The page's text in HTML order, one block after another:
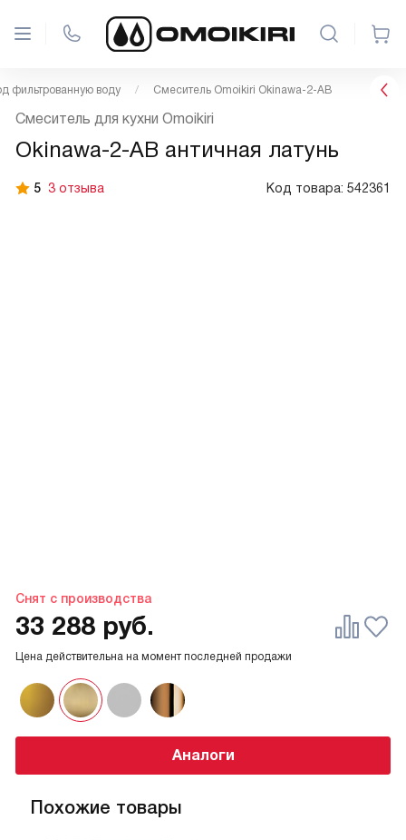
фильтрованную воду Смеситель Omoikiri Okinawa-2-AB
5 3 отзыва Код товара: 542361
Снят с производства
Смеситель для кухни Omoikiri
Okinawa-2-AB античная латунь
Цена действительна на момент последней продажи
33 288 руб.
Аналоги
Похожие товары